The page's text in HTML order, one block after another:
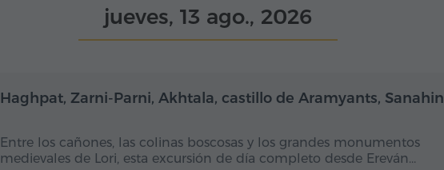
jueves, 13 ago., 2026
Día completo Día completo
Haghpat, Zarni-Parni, Akhtala, castillo de Aramyants, Sanahin
Entre los cañones, las colinas boscosas y los grandes monumentos
medievales de Lori, esta excursión de día completo desde Ereván…